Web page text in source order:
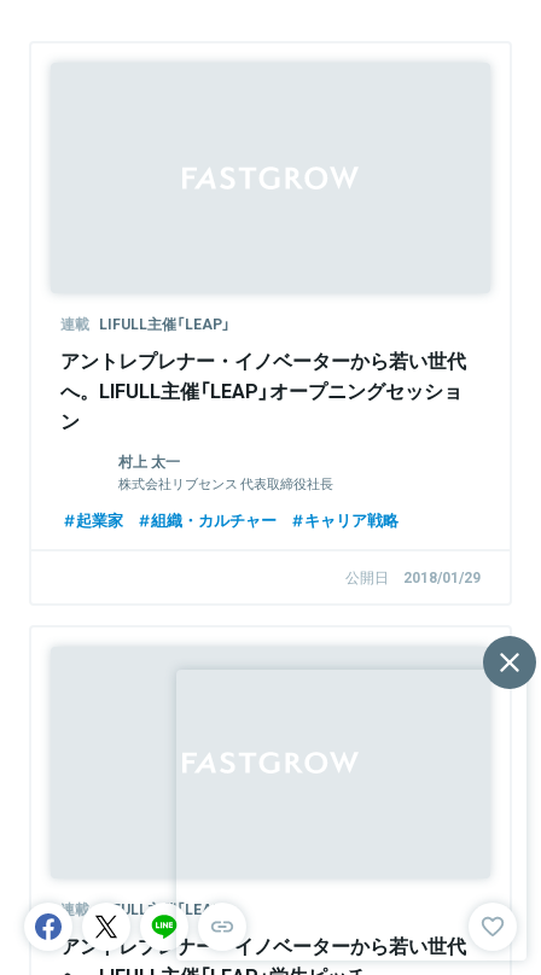
連載 LIFULL主催「LEAP」
アントレプレナー・イノベーターから若い世代
へ。LIFULL主催「LEAP」オープニングセッショ
ン
村上 太一
株式会社リブセンス 代表取締役社長
起業家 組織・カルチャー キャリア戦略
公開日 2018/01/29
連載 LIFULL主催「LEAP」
アントレプレナー・イノベーターから若い世代